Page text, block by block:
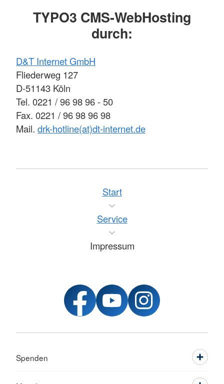
TYPO3 CMS-WebHosting
durch:
D&T Internet GmbH
Fliederweg 127
D-51143 Köln
Tel. 0221 / 96 98 96 - 50
Fax. 0221 / 96 98 96 98
Mail. drk-hotline(at)dt-internet.de
Start
Service
Impressum
Spenden